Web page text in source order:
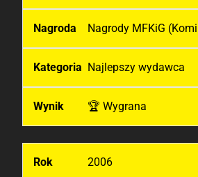
Nagrody MFKiG
Najlepszy wydawca
🏆 Wygrana
2006